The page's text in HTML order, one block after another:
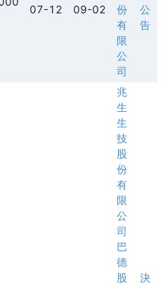
07-12
09-02
份
有
限
公
司
公
告
兆
生
生
技
股
份
有
限
公
司
巴
德
股
決